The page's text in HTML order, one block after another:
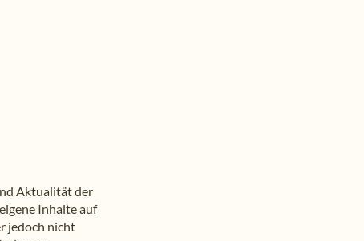
Aktualität der
Inhalte auf
jedoch nicht